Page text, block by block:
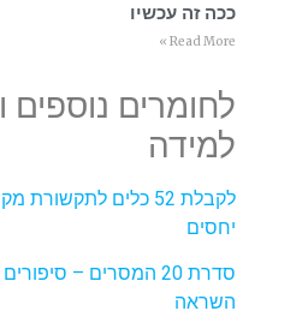
ככה זה עכשיו
Read More »
לחומרים
למידה
לקבלת 52 כלים
יחסים
סדרת 20 המסרים –
השראה